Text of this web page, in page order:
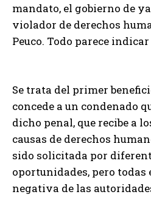
mandato, el gobierno de
violador de derechos
Peuco. Todo parece
Se trata del primer
concede a un condenado
dicho penal, que recibe a
causas de derechos
sido solicitada por
oportunidades, pero
negativa de las